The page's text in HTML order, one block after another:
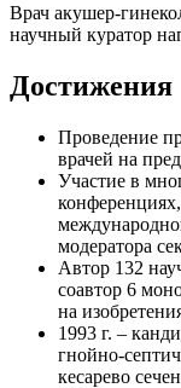
Врач акушер-
научный куратор
Достижения
Проведение
врачей на
Участие в
модератора
Автор 132
соавтор 6
на
1993 г. –
гнойно-
кесарево